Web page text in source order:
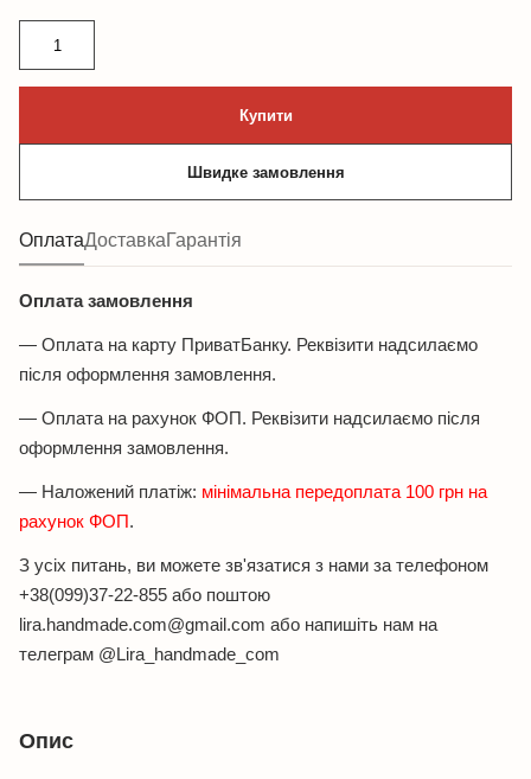
із
гематиту
Купити
Швидке замовлення
ОплатаДоставкаГарантія
Оплата замовлення
— Оплата на карту ПриватБанку. Реквізити надсилаємо
після оформлення замовлення.
— Оплата на рахунок ФОП. Реквізити надсилаємо після
оформлення замовлення.
— Наложений платіж: мінімальна передоплата 100 грн на
рахунок ФОП.
З усіх питань, ви можете зв'язатися з нами за телефоном
+38(099)37-22-855 або поштою
lira.handmade.com@gmail.com або напишіть нам на
телеграм @Lira_handmade_com
Опис